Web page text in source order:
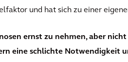
und hat sich zu einer
ernst zu nehmen, aber
eine schlichte Notwendigkeit